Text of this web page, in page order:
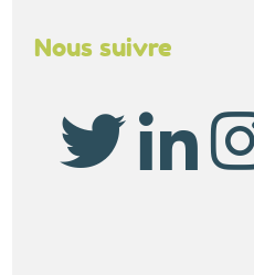
Nous suivre